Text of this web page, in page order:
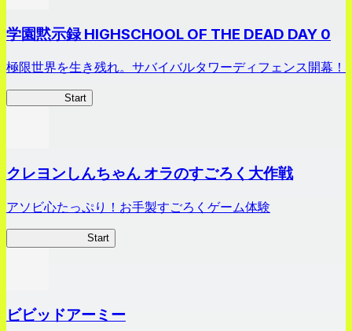
学園黙示録 HIGHSCHOOL OF THE DEAD DAY 0
極限世界を生き残れ。サバイバルタワーディフェンス開幕！
Start
クレヨンしんちゃん オラのすごろく大作戦
アソビ心たっぷり！お手製すごろくゲーム体験
Start
ビビッドアーミー